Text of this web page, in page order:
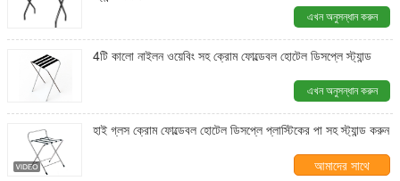
এখন অনুসন্ধান করুন
4টি কালো নাইলন ওয়েবিং সহ ক্রোম ফোল্ডেবল হোটেল ডিসপ্লে স্ট্যান্ড
এখন অনুসন্ধান করুন
হাই গ্লস ক্রোম ফোল্ডেবল হোটেল ডিসপ্লে প্লাস্টিকের পা সহ স্ট্যান্ড করুন
আমাদের সাথে